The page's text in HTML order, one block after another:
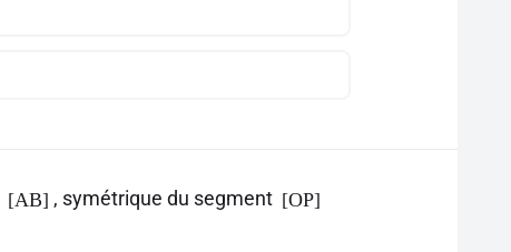
[AB] , symétrique du segment [OP]